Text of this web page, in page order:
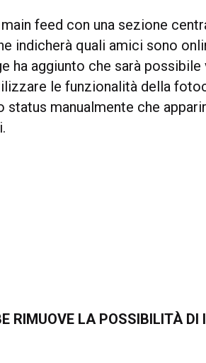
main feed con una sezione
indicherà quali amici sono
ha aggiunto che sarà
le funzionalità della
status manualmente che
RIMUOVE LA POSSIBILITÀ